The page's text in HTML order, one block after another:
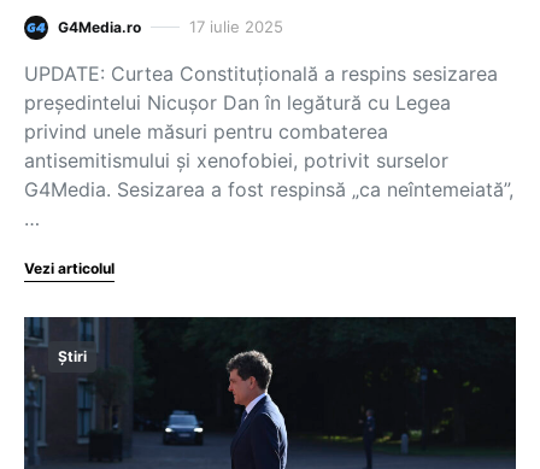
G4Media.ro 17 iulie 2025
UPDATE: Curtea Constituţională a respins sesizarea
preşedintelui Nicuşor Dan în legătură cu Legea
privind unele măsuri pentru combaterea
antisemitismului şi xenofobiei, potrivit surselor
G4Media. Sesizarea a fost respinsă „ca neîntemeiată”,
…
Vezi articolul
Știri